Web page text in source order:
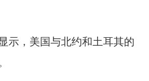
示，美国与北约和土耳其的